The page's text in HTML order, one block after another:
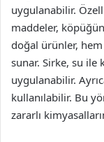
uygulanabilir.
maddeler,
doğal ürünler,
sunar. Sirke, su ile
uygulanabilir.
kullanılabilir. Bu
zararlı